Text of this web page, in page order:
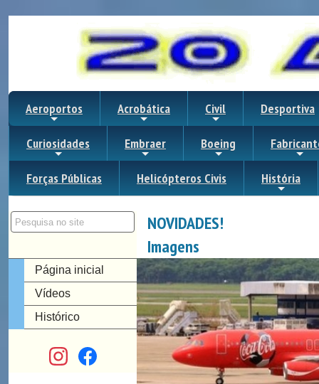
Aeroportos Acrobática Civil Desportiva
Curiosidades Embraer Boeing
Forças Públicas Helicópteros Civis História
Página inicial
Vídeos
Histórico
NOVIDADES!
Imagens